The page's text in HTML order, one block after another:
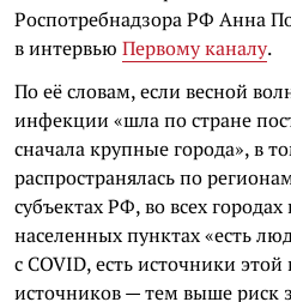
Роспотребнадзора РФ Анна
в интервью Первому каналу.
По её словам, если весной
инфекции «шла по стране
сначала крупные города», в
распространялась по
субъектах РФ, во всех
населенных пунктах «есть
с COVID, есть источники
источников — тем выше риск